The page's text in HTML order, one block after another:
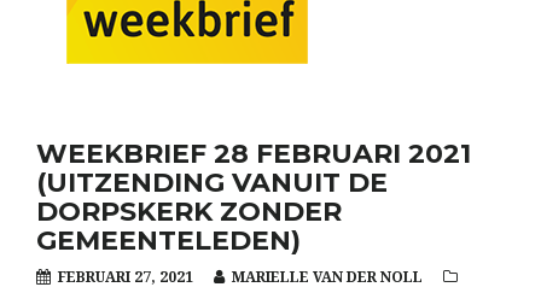
WEEKBRIEF 28 FEBRUARI 2021
(UITZENDING VANUIT DE
DORPSKERK ZONDER
GEMEENTELEDEN)
FEBRUARI 27, 2021
MARIELLE VAN DER NOLL